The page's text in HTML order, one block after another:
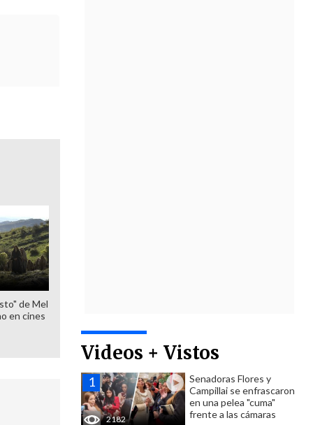
Videos + Vistos
2182
Senadoras Flores y
Campillai se enfrascaron
en una pelea "cuma"
frente a las cámaras
de Mel
en cines